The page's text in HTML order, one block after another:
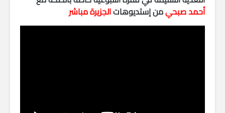
أحمد صبحيمن إستديوهاتالجزيرة مباشر